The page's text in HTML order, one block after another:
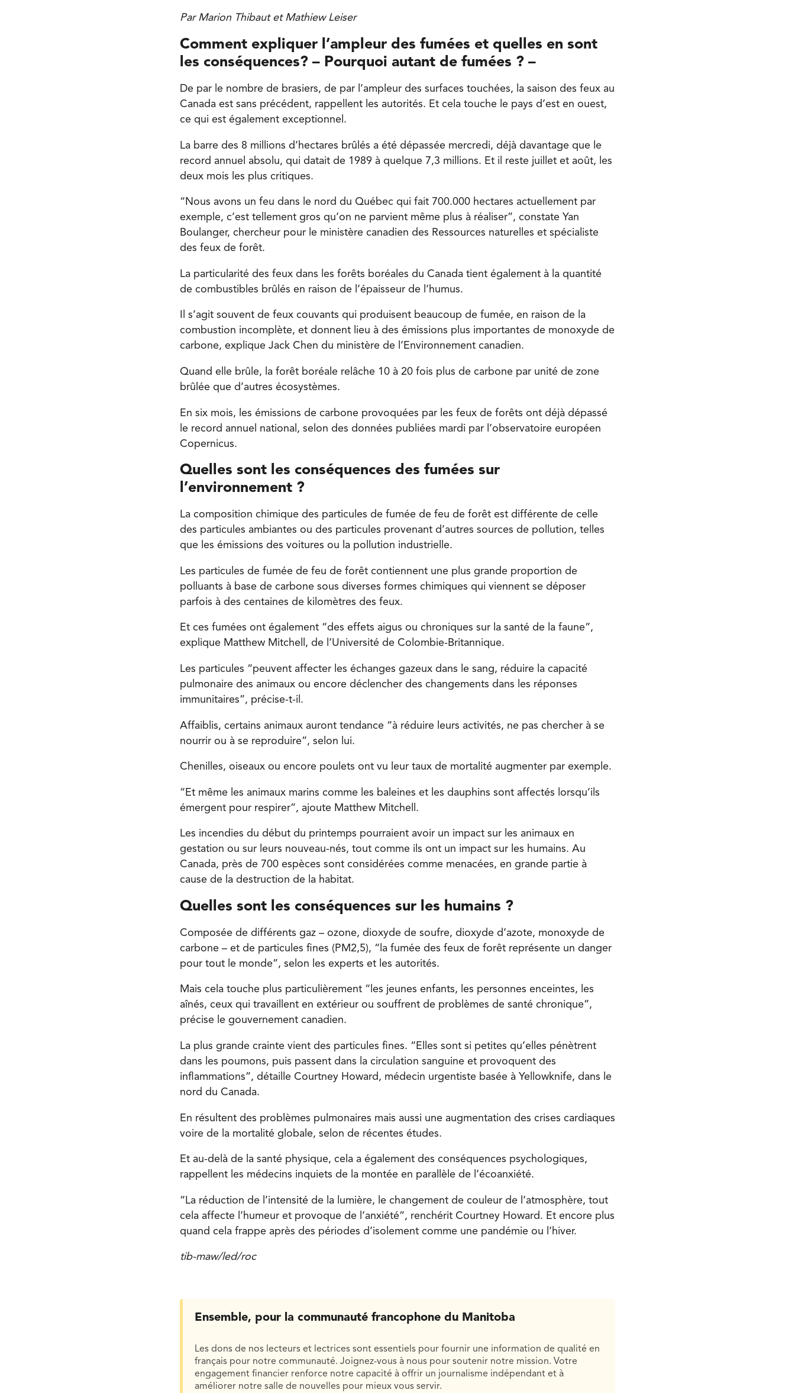
Par Marion Thibaut et Mathiew Leiser
Comment expliquer l’ampleur des fumées et quelles en sont
les conséquences? – Pourquoi autant de fumées ? –
De par le nombre de brasiers, de par l’ampleur des surfaces touchées, la saison des feux au
Canada est sans précédent, rappellent les autorités. Et cela touche le pays d’est en ouest,
ce qui est également exceptionnel.
La barre des 8 millions d’hectares brûlés a été dépassée mercredi, déjà davantage que le
record annuel absolu, qui datait de 1989 à quelque 7,3 millions. Et il reste juillet et août, les
deux mois les plus critiques.
“Nous avons un feu dans le nord du Québec qui fait 700.000 hectares actuellement par
exemple, c’est tellement gros qu’on ne parvient même plus à réaliser”, constate Yan
Boulanger, chercheur pour le ministère canadien des Ressources naturelles et spécialiste
des feux de forêt.
La particularité des feux dans les forêts boréales du Canada tient également à la quantité
de combustibles brûlés en raison de l’épaisseur de l’humus.
Il s’agit souvent de feux couvants qui produisent beaucoup de fumée, en raison de la
combustion incomplète, et donnent lieu à des émissions plus importantes de monoxyde de
carbone, explique Jack Chen du ministère de l’Environnement canadien.
Quand elle brûle, la forêt boréale relâche 10 à 20 fois plus de carbone par unité de zone
brûlée que d’autres écosystèmes.
En six mois, les émissions de carbone provoquées par les feux de forêts ont déjà dépassé
le record annuel national, selon des données publiées mardi par l’observatoire européen
Copernicus.
Quelles sont les conséquences des fumées sur
l’environnement ?
La composition chimique des particules de fumée de feu de forêt est différente de celle
des particules ambiantes ou des particules provenant d’autres sources de pollution, telles
que les émissions des voitures ou la pollution industrielle.
Les particules de fumée de feu de forêt contiennent une plus grande proportion de
polluants à base de carbone sous diverses formes chimiques qui viennent se déposer
parfois à des centaines de kilomètres des feux.
Et ces fumées ont également “des effets aigus ou chroniques sur la santé de la faune”,
explique Matthew Mitchell, de l’Université de Colombie-Britannique.
Les particules “peuvent affecter les échanges gazeux dans le sang, réduire la capacité
pulmonaire des animaux ou encore déclencher des changements dans les réponses
immunitaires”, précise-t-il.
Affaiblis, certains animaux auront tendance “à réduire leurs activités, ne pas chercher à se
nourrir ou à se reproduire”, selon lui.
Chenilles, oiseaux ou encore poulets ont vu leur taux de mortalité augmenter par exemple.
“Et même les animaux marins comme les baleines et les dauphins sont affectés lorsqu’ils
émergent pour respirer”, ajoute Matthew Mitchell.
Les incendies du début du printemps pourraient avoir un impact sur les animaux en
gestation ou sur leurs nouveau-nés, tout comme ils ont un impact sur les humains. Au
Canada, près de 700 espèces sont considérées comme menacées, en grande partie à
cause de la destruction de la habitat.
Quelles sont les conséquences sur les humains ?
Composée de différents gaz – ozone, dioxyde de soufre, dioxyde d’azote, monoxyde de
carbone – et de particules fines (PM2,5), “la fumée des feux de forêt représente un danger
pour tout le monde”, selon les experts et les autorités.
Mais cela touche plus particulièrement “les jeunes enfants, les personnes enceintes, les
aînés, ceux qui travaillent en extérieur ou souffrent de problèmes de santé chronique”,
précise le gouvernement canadien.
La plus grande crainte vient des particules fines. “Elles sont si petites qu’elles pénètrent
dans les poumons, puis passent dans la circulation sanguine et provoquent des
inflammations”, détaille Courtney Howard, médecin urgentiste basée à Yellowknife, dans le
nord du Canada.
En résultent des problèmes pulmonaires mais aussi une augmentation des crises cardiaques
voire de la mortalité globale, selon de récentes études.
Et au-delà de la santé physique, cela a également des conséquences psychologiques,
rappellent les médecins inquiets de la montée en parallèle de l’écoanxiété.
“La réduction de l’intensité de la lumière, le changement de couleur de l’atmosphère, tout
cela affecte l’humeur et provoque de l’anxiété”, renchérit Courtney Howard. Et encore plus
quand cela frappe après des périodes d’isolement comme une pandémie ou l’hiver.
tib-maw/led/roc
Ensemble, pour la communauté francophone du Manitoba
Les dons de nos lecteurs et lectrices sont essentiels pour fournir une information de qualité en
français pour notre communauté. Joignez-vous à nous pour soutenir notre mission. Votre
engagement financier renforce notre capacité à offrir un journalisme indépendant et à
améliorer notre salle de nouvelles pour mieux vous servir.